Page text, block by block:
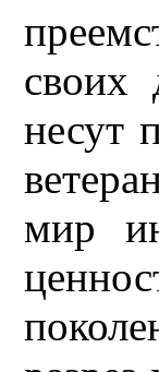
своих
несут
мир